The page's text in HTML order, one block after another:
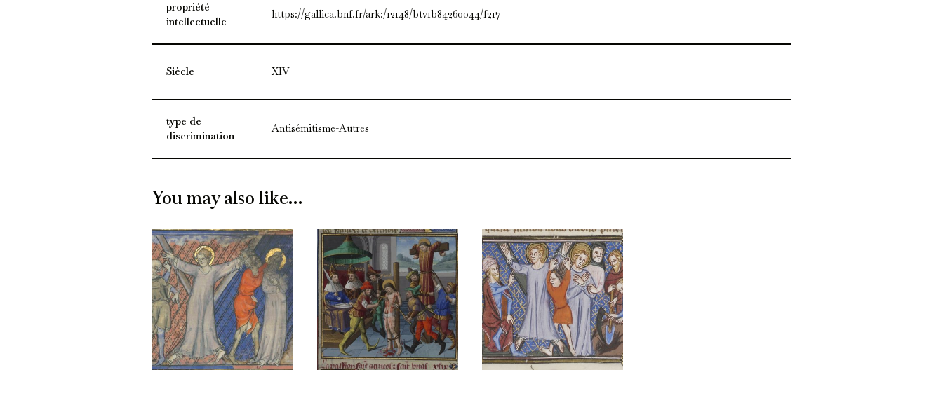
propriété
intellectuelle
https://gallica.bnf.fr/ark:/12148/btv1b84260044/f217
Siècle XIV
type de
discrimination
Antisémitisme-Autres
You may also like…